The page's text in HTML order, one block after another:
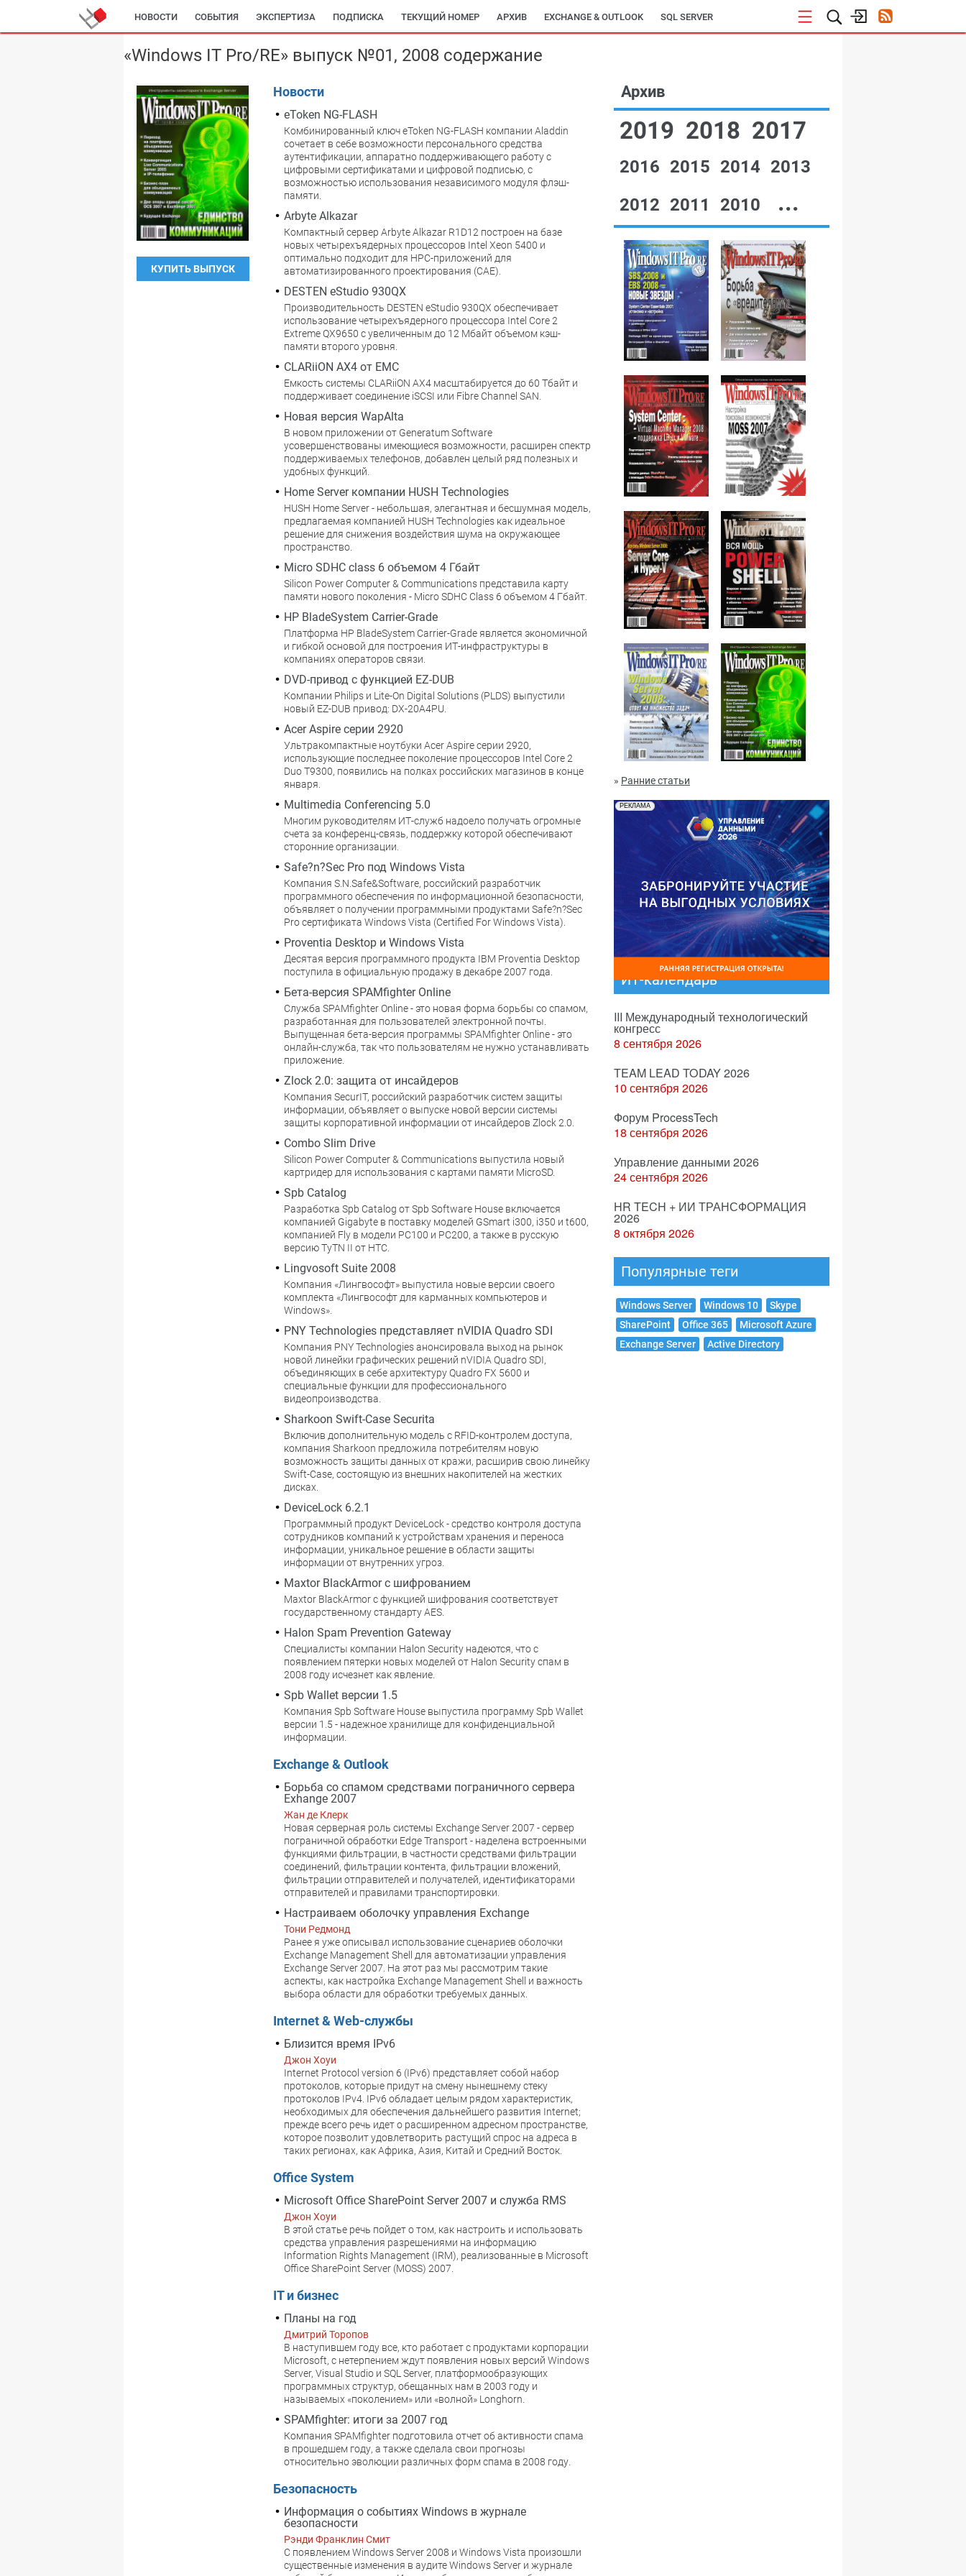
НОВОСТИ СОБЫТИЯ ЭКСПЕРТИЗА ПОДПИСКА ТЕКУЩИЙ НОМЕР АРХИВ EXCHANGE & OUTLOOK SQL SERVER
«Windows IT Pro/RE» выпуск №01, 2008 содержание
КУПИТЬ ВЫПУСК
Новости
eToken NG-FLASH
Комбинированный ключ eToken NG-FLASH компании Aladdin
сочетает в себе возможности персонального средства
аутентификации, аппаратно поддерживающего работу с
цифровыми сертификатами и цифровой подписью, с
возможностью использования независимого модуля флэш-
памяти.
Arbyte Alkazar
Компактный сервер Arbyte Alkazar R1D12 построен на базе
новых четырехъядерных процессоров Intel Xeon 5400 и
оптимально подходит для НРС-приложений для
автоматизированного проектирования (CAE).
DESTEN eStudio 930QX
Производительность DESTEN eStudio 930QX обеспечивает
использование четырехъядерного процессора Intel Core 2
Extreme QX9650 с увеличенным до 12 Мбайт объемом кэш-
памяти второго уровня.
CLARiiON AX4 от EMC
Емкость системы CLARiiON AX4 масштабируется до 60 Тбайт и
поддерживает соединение iSCSI или Fibre Channel SAN.
Новая версия WapAlta
В новом приложении от Generatum Software
усовершенствованы имеющиеся возможности, расширен спектр
поддерживаемых телефонов, добавлен целый ряд полезных и
удобных функций.
Home Server компании HUSH Technologies
HUSH Home Server - небольшая, элегантная и бесшумная модель,
предлагаемая компанией HUSH Technologies как идеальное
решение для снижения воздействия шума на окружающее
пространство.
Micro SDHC class 6 объемом 4 Гбайт
Silicon Power Computer & Communications представила карту
памяти нового поколения - Micro SDHC Class 6 объемом 4 Гбайт.
HP BladeSystem Carrier-Grade
Платформа HP BladeSystem Carrier-Grade является экономичной
и гибкой основой для построения ИТ-инфраструктуры в
компаниях операторов связи.
DVD-привод с функцией EZ-DUB
Компании Philips и Lite-On Digital Solutions (PLDS) выпустили
новый EZ-DUB привод: DX-20A4PU.
Acer Aspire серии 2920
Ультракомпактные ноутбуки Acer Aspire серии 2920,
использующие последнее поколение процессоров Intel Core 2
Duo T9300, появились на полках российских магазинов в конце
января.
Multimedia Conferencing 5.0
Многим руководителям ИТ-служб надоело получать огромные
счета за конференц-связь, поддержку которой обеспечивают
сторонние организации.
Safe?n?Sec Pro под Windows Vista
Компания S.N.Safe&Software, российский разработчик
программного обеспечения по информационной безопасности,
объявляет о получении программными продуктами Safe?n?Sec
Pro сертификата Windows Vista (Certified For Windows Vista).
Proventia Desktop и Windows Vista
Десятая версия программного продукта IBM Proventia Desktop
поступила в официальную продажу в декабре 2007 года.
Бета-версия SPAMfighter Online
Служба SPAMfighter Online - это новая форма борьбы со спамом,
разработанная для пользователей электронной почты.
Выпущенная бета-версия программы SPAMfighter Online - это
онлайн-служба, так что пользователям не нужно устанавливать
приложение.
Zlock 2.0: защита от инсайдеров
Компания SecurIT, российский разработчик систем защиты
информации, объявляет о выпуске новой версии системы
защиты корпоративной информации от инсайдеров Zlock 2.0.
Combo Slim Drive
Silicon Power Computer & Communications выпустила новый
картридер для использования с картами памяти MicroSD.
Spb Catalog
Разработка Spb Catalog от Spb Software House включается
компанией Gigabyte в поставку моделей GSmart i300, i350 и t600,
компанией Fly в модели PC100 и PC200, а также в русскую
версию TyTN II от HTC.
Lingvosoft Suite 2008
Компания «Лингвософт» выпустила новые версии своего
комплекта «Лингвософт для карманных компьютеров и
Windows».
PNY Technologies представляет nVIDIA Quadro SDI
Компания PNY Technologies анонсировала выход на рынок
новой линейки графических решений nVIDIA Quadro SDI,
объединяющих в себе архитектуру Quadro FX 5600 и
специальные функции для профессионального
видеопроизводства.
Sharkoon Swift-Case Securita
Включив дополнительную модель с RFID-контролем доступа,
компания Sharkoon предложила потребителям новую
возможность защиты данных от кражи, расширив свою линейку
Swift-Case, состоящую из внешних накопителей на жестких
дисках.
DeviceLock 6.2.1
Программный продукт DeviceLock - средство контроля доступа
сотрудников компаний к устройствам хранения и переноса
информации, уникальное решение в области защиты
информации от внутренних угроз.
Maxtor BlackArmor с шифрованием
Maxtor BlackArmor с функцией шифрования соответствует
государственному стандарту AES.
Halon Spam Prevention Gateway
Специалисты компании Halon Security надеются, что с
появлением пятерки новых моделей от Halon Security спам в
2008 году исчезнет как явление.
Spb Wallet версии 1.5
Компания Spb Software House выпустила программу Spb Wallet
версии 1.5 - надежное хранилище для конфиденциальной
информации.
Exchange & Outlook
Борьба со спамом средствами пограничного сервера
Exhange 2007
Жан де Клерк
Новая серверная роль системы Exchange Server 2007 - сервер
пограничной обработки Edge Transport - наделена встроенными
функциями фильтрации, в частности средствами фильтрации
соединений, фильтрации контента, фильтрации вложений,
фильтрации отправителей и получателей, идентификаторами
отправителей и правилами транспортировки.
Настраиваем оболочку управления Exchange
Тони Редмонд
Ранее я уже описывал использование сценариев оболочки
Exchange Management Shell для автоматизации управления
Exchange Server 2007. На этот раз мы рассмотрим такие
аспекты, как настройка Exchange Management Shell и важность
выбора области для обработки требуемых данных.
Internet & Web-службы
Близится время IPv6
Джон Хоуи
Internet Protocol version 6 (IPv6) представляет собой набор
протоколов, которые придут на смену нынешнему стеку
протоколов IPv4. IPv6 обладает целым рядом характеристик,
необходимых для обеспечения дальнейшего развития Internet;
прежде всего речь идет о расширенном адресном пространстве,
которое позволит удовлетворить растущий спрос на адреса в
таких регионах, как Африка, Азия, Китай и Средний Восток.
Office System
Microsoft Office SharePoint Server 2007 и служба RMS
Джон Хоуи
В этой статье речь пойдет о том, как настроить и использовать
средства управления разрешениями на информацию
Information Rights Management (IRM), реализованные в Microsoft
Office SharePoint Server (MOSS) 2007.
IT и бизнес
Планы на год
Дмитрий Торопов
В наступившем году все, кто работает с продуктами корпорации
Microsoft, с нетерпением ждут появления новых версий Windows
Server, Visual Studio и SQL Server, платформообразующих
программных структур, обещанных нам в 2003 году и
называемых «поколением» или «волной» Longhorn.
SPAMfighter: итоги за 2007 год
Компания SPAMfighter подготовила отчет об активности спама
в прошедшем году, а также сделала свои прогнозы
относительно эволюции различных форм спама в 2008 году.
Безопасность
Информация о событиях Windows в журнале
безопасности
Рэнди Франклин Смит
С появлением Windows Server 2008 и Windows Vista произошли
существенные изменения в аудите Windows Server и журнале
Архив
2019 2018 2017
2016 2015 2014 2013
2012 2011 2010 ...
№08,2008 №07,2008
№06,2008 №05,2008
№04,2008 №03,2008
№02,2008 №01,2008
» Ранние статьи
РЕКЛАМА
ИТ-календарь
III Международный технологический
конгресс
8 сентября 2026
TEAM LEAD TODAY 2026
10 сентября 2026
Форум ProcessTech
18 сентября 2026
Управление данными 2026
24 сентября 2026
HR TECH + ИИ ТРАНСФОРМАЦИЯ
2026
8 октября 2026
Популярные теги
Windows Server Windows 10
Skype
SharePoint
Office 365
Microsoft Azure
Exchange Server
Active Directory